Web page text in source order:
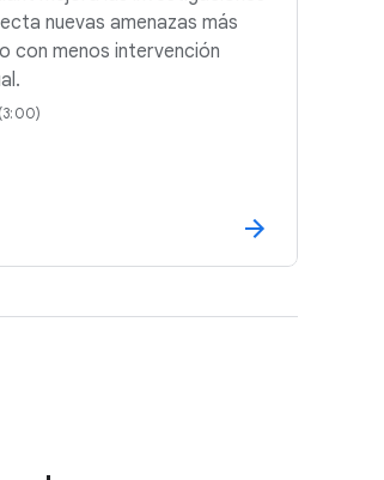
nuevas amenazas más
con menos intervención